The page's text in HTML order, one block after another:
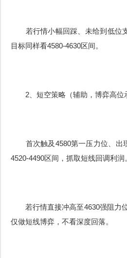
若行情小幅回踩、未给到低位支
目标同样看4580-4630区间。
2、短空策略（辅助，博弈高位
首次触及4580第一压力位、出
4520-4490区间，抓取短线回调利润
若行情直接冲高至4630强阻力位
仅做短线博弈，不看深度回落。